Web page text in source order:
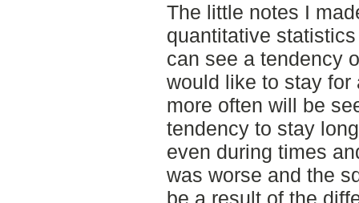
The little notes I
quantitative
can see a tendency
would like to stay for
more often will be
tendency to stay
even during times
was worse and the
be a result of the